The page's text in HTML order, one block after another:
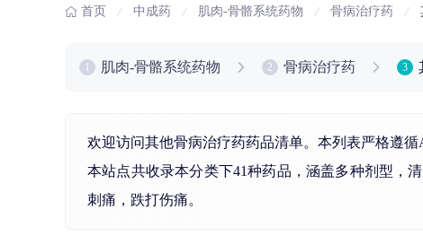
首页 中成药 肌肉-骨骼系统药物 骨病治疗药
肌肉-骨骼系统药物 2 骨病治疗药 3
欢迎访问其他骨病治疗药药品清单。本列表严格遵
本站点共收录本分类下41种药品，涵盖多种剂型，
刺痛，跌打伤痛。